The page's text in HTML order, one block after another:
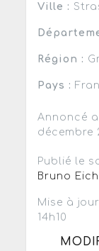
Ville :
Région :
Pays :
Annoncé
décembre
Publié le
Bruno
Mise à
14h10